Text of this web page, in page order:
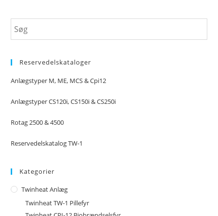
Reservedelskataloger
Anlægstyper M, ME, MCS & Cpi12
Anlægstyper CS120i, CS150i & CS250i
Rotag 2500 & 4500
Reservedelskatalog TW-1
Kategorier
Twinheat Anlæg
Twinheat TW-1 Pillefyr